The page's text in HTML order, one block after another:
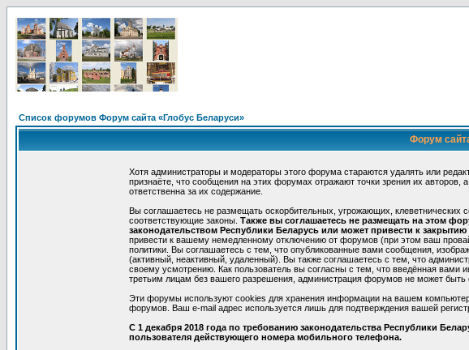
Список форумов Форум сайта «Глобус Беларуси»
Форум
Хотя администраторы и модераторы этого форума стараются удалять или
признаёте, что сообщения на этих форумах отражают точки зрения их
ответственна за их содержание.
Вы соглашаетесь не размещать оскорбительных, угрожающих,
соответствующие законы. Также вы соглашаетесь не размещать на этом
законодательством Республики Беларусь или может привести к
привести к вашему немедленному отключению от форумов (при этом ваш
политики. Вы соглашаетесь с тем, что опубликованные вами сообщения,
(активный, неактивный, удаленный). Вы также соглашаетесь с тем, что
своему усмотрению. Как пользователь вы согласны с тем, что введённая вами
третьим лицам без вашего разрешения, администрация форумов не может быть
Эти форумы используют cookies для хранения информации на вашем
форумов. Ваш e-mail адрес используется лишь для подтверждения вашей
С 1 декабря 2018 года по требованию законодательства Республики
пользователя действующего номера мобильного телефона.